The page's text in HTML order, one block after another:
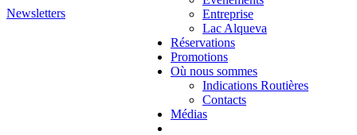
Entreprise
Lac Alqueva
Réservations
Promotions
Où nous sommes
Indications Routières
Contacts
Médias
Newsletters